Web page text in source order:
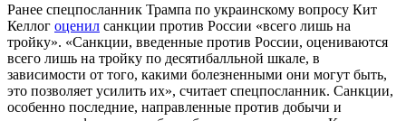
Ранее спецпосланник Трампа по украинскому вопросу Кит
Келлог оценил санкции против России «всего лишь на
тройку». «Санкции, введенные против России, оцениваются
всего лишь на тройку по десятибалльной шкале, в
зависимости от того, какими болезненными они могут быть,
это позволяет усилить их», считает спецпосланник. Санкции,
особенно последние, направленные против добычи и